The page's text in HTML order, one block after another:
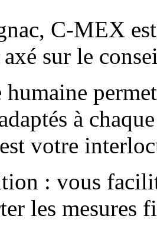
C-MEX
sur le
à
votre
: vous
les mesures